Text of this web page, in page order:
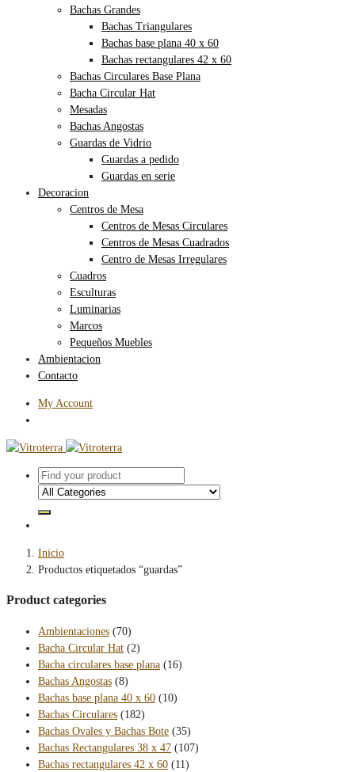
Bachas Grandes
Bachas Triangulares
Bachas base plana 40 x 60
Bachas rectangulares 42 x 60
Bachas Circulares Base Plana
Bacha Circular Hat
Mesadas
Bachas Angostas
Guardas de Vidrio
Guardas a pedido
Guardas en serie
Decoracion
Centros de Mesa
Centros de Mesas Circulares
Centros de Mesas Cuadrados
Centro de Mesas Irregulares
Cuadros
Esculturas
Luminarias
Marcos
Pequeños Muebles
Ambientacion
Contacto
My Account
Inicio
Productos etiquetados “guardas”
Product categories
Ambientaciones (70)
Bacha Circular Hat (2)
Bacha circulares base plana (16)
Bachas Angostas (8)
Bachas base plana 40 x 60 (10)
Bachas Circulares (182)
Bachas Ovales y Bachas Bote (35)
Bachas Rectangulares 38 x 47 (107)
Bachas rectangulares 42 x 60 (11)